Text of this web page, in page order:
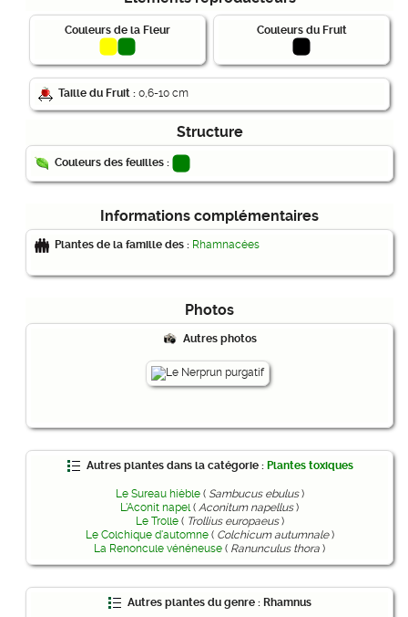
Couleurs de la Fleur Couleurs du Fruit
Taille du Fruit : 0,6-10 cm
Structure
Couleurs des feuilles :
Informations complémentaires
Plantes de la famille des : Rhamnacées
Photos
Autres photos
Autres plantes dans la catégorie : Plantes toxiques
Le Sureau hièble( Sambucus ebulus)
L'Aconit napel( Aconitum napellus)
Le Trolle( Trollius europaeus)
Le Colchique d'automne( Colchicum autumnale)
La Renoncule vénéneuse ( Ranunculus thora )
Autres plantes du genre : Rhamnus